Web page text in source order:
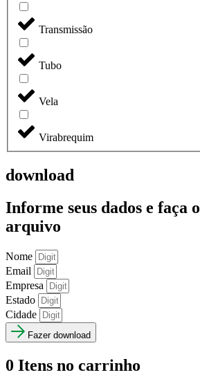
Transmissão
Tubo
Vela
Virabrequim
download
Informe seus dados e faça o
arquivo
Nome
Email
Empresa
Estado
Cidade
Fazer download
0 Itens no carrinho